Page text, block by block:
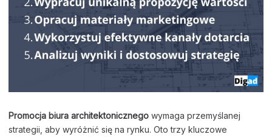
Promocja biura architektonicznego wymaga przemyślanej
strategii, aby wyróżnić się na rynku. Oto trzy kluczowe